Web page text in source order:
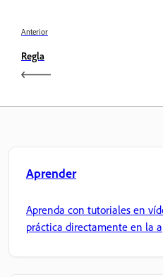
Anterior
Regla
Aprender
Aprenda con tutoriales en
práctica directamente en la